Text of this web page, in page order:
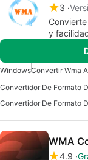
3
y
WindowsConvertir Wma
Convertidor De Formato
WMA
4.9